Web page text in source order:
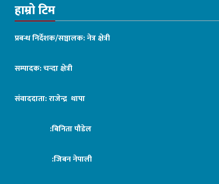
हाम्रो टिम
प्रबन्ध निर्देशक/सञ्चालक: नेत्र क्षेत्री
सम्पादक: चन्दा क्षेत्री
संवाददाता: राजेन्द्र थापा
:बिनिता पौडेल
:जिबन नेपाली